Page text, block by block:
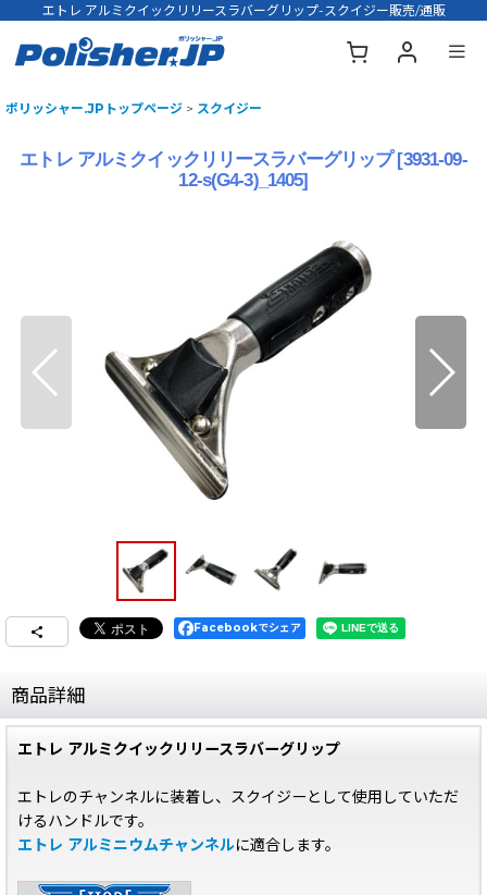
エトレ アルミクイックリリースラバーグリップ-スクイジー販売/通販
ポリッシャー.JPトップページ > スクイジー
エトレ アルミクイックリリースラバーグリップ [3931-09-
12-s(G4-3)_1405]
Facebookでシェア
商品詳細
エトレ アルミクイックリリースラバーグリップ
エトレのチャンネルに装着し、スクイジーとして使用していただ
けるハンドルです。
エトレ アルミニウムチャンネルに適合します。